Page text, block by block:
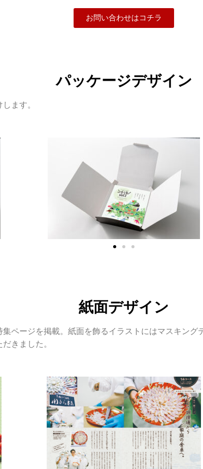
お問い合わせはコチラ
パッケージデザイン
ます。
紙面デザイン
ページを掲載。紙面を飾るイラストにはマスキン
きました。